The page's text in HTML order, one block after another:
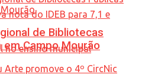
de Bibliotecas
em Campo Mourão